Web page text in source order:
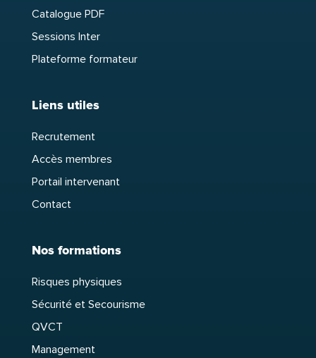
Catalogue PDF
Sessions Inter
Plateforme formateur
Liens utiles
Recrutement
Accès membres
Portail intervenant
Contact
Nos formations
Risques physiques
Sécurité et Secourisme
QVCT
Management